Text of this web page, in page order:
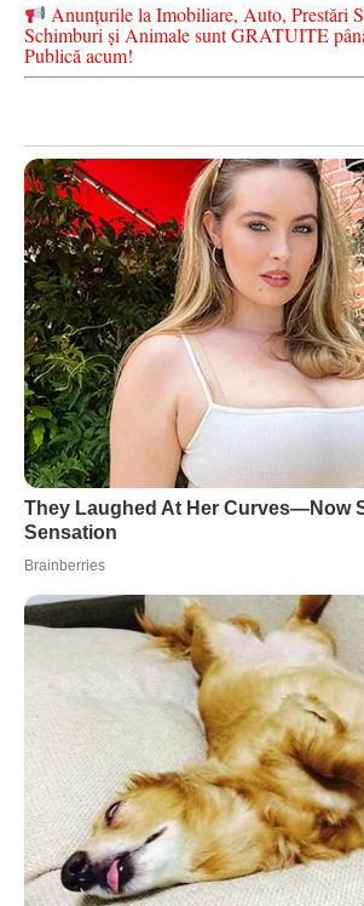
Anunțurile la Imobiliare, Auto, Prestări
Schimburi și Animale sunt GRATUITE
Publică acum!